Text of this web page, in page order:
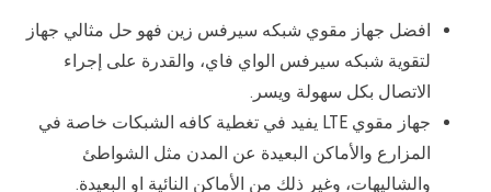
افضل جهاز مقوي شبكه سيرفس زين فهو حل مثالي جهاز
لتقوية شبكه سيرفس الواي فاي، والقدرة على إجراء
الاتصال بكل سهولة ويسر.
جهاز مقوي LTE يفيد في تغطية كافه الشبكات خاصة في
المزارع والأماكن البعيدة عن المدن مثل الشواطئ
والشاليهات، وغير ذلك من الأماكن النائية او البعيدة.